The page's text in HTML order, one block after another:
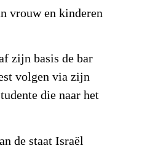
vrouw en kinderen
zijn basis de bar
volgen via zijn
die naar het
de staat Israël